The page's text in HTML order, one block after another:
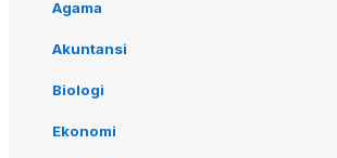
Agama
Akuntansi
Biologi
Ekonomi